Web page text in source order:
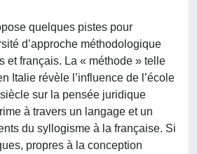
quelques pistes pour
d’approche méthodologique
et français. La « méthode » telle
Italie révèle l’influence de l’école
sur la pensée juridique
à travers un langage et un
du syllogisme à la française. Si
propres à la conception